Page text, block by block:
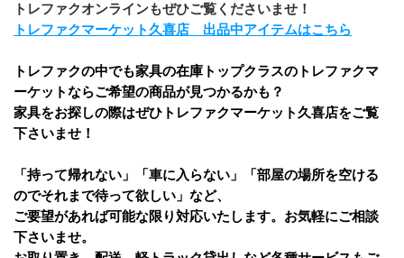
トレファクオンラインもぜひご覧くださいませ！
トレファクマーケット久喜店　出品中アイテムはこちら
トレファクの中でも家具の在庫トップクラスのトレファクマ
ーケットならご希望の商品が見つかるかも？
家具をお探しの際はぜひトレファクマーケット久喜店をご覧
下さいませ！
「持って帰れない」「車に入らない」「部屋の場所を空ける
のでそれまで待って欲しい」など、
ご要望があれば可能な限り対応いたします。お気軽にご相談
下さいませ。